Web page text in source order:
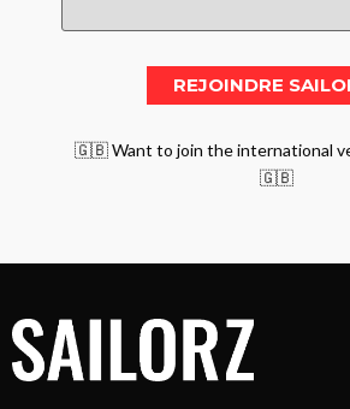
🇬🇧 Want to join the international
🇬🇧